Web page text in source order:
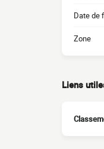
Date de
Zone
Liens